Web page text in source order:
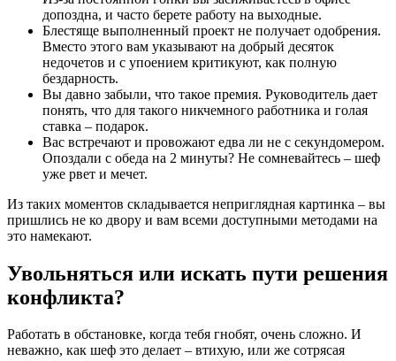
допоздна, и часто берете работу на выходные.
Блестяще выполненный проект не получает одобрения.
Вместо этого вам указывают на добрый десяток
недочетов и с упоением критикуют, как полную
бездарность.
Вы давно забыли, что такое премия. Руководитель дает
понять, что для такого никчемного работника и голая
ставка – подарок.
Вас встречают и провожают едва ли не с секундомером.
Опоздали с обеда на 2 минуты? Не сомневайтесь – шеф
уже рвет и мечет.
Из таких моментов складывается неприглядная картинка – вы
пришлись не ко двору и вам всеми доступными методами на
это намекают.
Увольняться или искать пути решения
конфликта?
Работать в обстановке, когда тебя гнобят, очень сложно. И
неважно, как шеф это делает – втихую, или же сотрясая